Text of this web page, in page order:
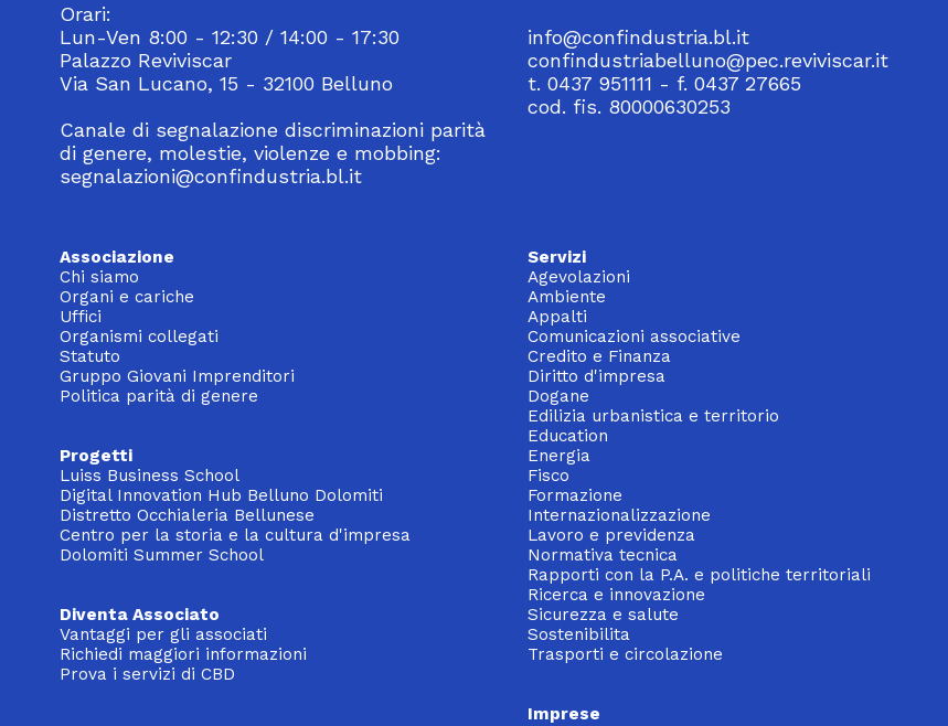
Orari:
Lun-Ven 8:00 - 12:30 / 14:00 - 17:30
Palazzo Reviviscar
Via San Lucano, 15 - 32100 Belluno
Canale di segnalazione discriminazioni parità
di genere, molestie, violenze e mobbing:
segnalazioni@confindustria.bl.it
info@confindustria.bl.it
confindustriabelluno@pec.reviviscar.it
t. 0437 951111 - f. 0437 27665
cod. fis. 80000630253
Associazione
Chi siamo
Organi e cariche
Uffici
Organismi collegati
Statuto
Gruppo Giovani Imprenditori
Politica parità di genere
Progetti
Luiss Business School
Digital Innovation Hub Belluno Dolomiti
Distretto Occhialeria Bellunese
Centro per la storia e la cultura d'impresa
Dolomiti Summer School
Diventa Associato
Vantaggi per gli associati
Richiedi maggiori informazioni
Prova i servizi di CBD
Servizi
Agevolazioni
Ambiente
Appalti
Comunicazioni associative
Credito e Finanza
Diritto d'impresa
Dogane
Edilizia urbanistica e territorio
Education
Energia
Fisco
Formazione
Internazionalizzazione
Lavoro e previdenza
Normativa tecnica
Rapporti con la P.A. e politiche territoriali
Ricerca e innovazione
Sicurezza e salute
Sostenibilita
Trasporti e circolazione
Imprese